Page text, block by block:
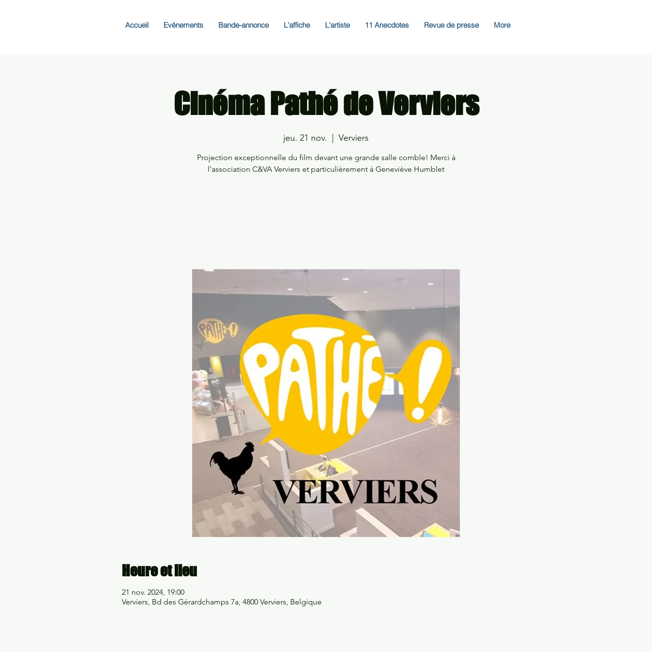
Accueil Evènements Bande-annonce L'affiche L'artiste 11 Anecdotes Revue de presse More
Cinéma Pathé de Verviers
jeu. 21 nov. Verviers
Projection exceptionnelle du film devant une grande salle comble! Merci à
l'association C&VA Verviers et particulièrement à Geneviève Humblet
Heure et lieu
21 nov. 2024, 19:00
Verviers, Bd des Gérardchamps 7a, 4800 Verviers, Belgique